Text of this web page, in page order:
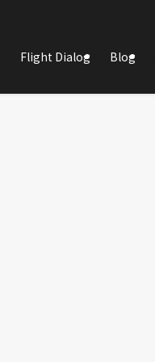
Flight Dialog Blog